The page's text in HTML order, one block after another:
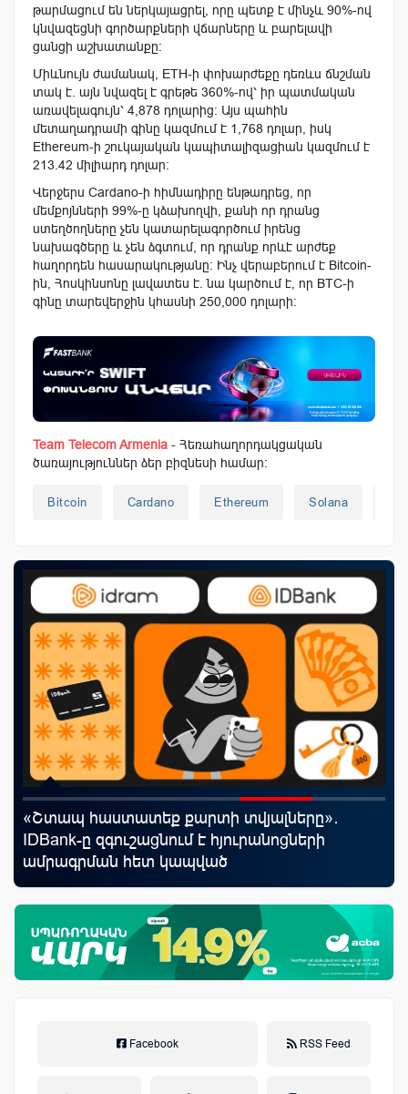
թարմացում են ներկայացրել, որը պետք է մինչև 90%-ով
կնվազեցնի գործարքների վճարները և բարելավի
ցանցի աշխատանքը։
Միևնույն ժամանակ, ETH-ի փոխարժեքը դեռևս ճնշման
տակ է. այն նվազել է գրեթե 360%-ով՝ իր պատմական
առավելագույն՝ 4,878 դոլարից։ Այս պահին
մետաղադրամի գինը կազմում է 1,768 դոլար, իսկ
Ethereum-ի շուկայական կապիտալիզացիան կազմում է
213.42 միլիարդ դոլար։
Վերջերս Cardano-ի հիմնադիրը ենթադրեց, որ
մեմքոյնների 99%-ը կձախողվի, քանի որ դրանց
ստեղծողները չեն կատարելագործում իրենց
նախագծերը և չեն ձգտում, որ դրանք որևէ արժեք
հաղորդեն հասարակությանը։ Ինչ վերաբերում է Bitcoin-
ին, Հոսկինսոնը լավատես է. նա կարծում է, որ BTC-ի
գինը տարեվերջին կհասնի 250,000 դոլարի։
Team Telecom Armenia - Հեռահաղորդակցական
ծառայություններ ձեր բիզնեսի համար:
Bitcoin Cardano Ethereum Solana
«Շտապ հաստատեք քարտի տվյալները»․
IDBank-ը զգուշացնում է հյուրանոցների
ամրագրման հետ կապված
զեղծարարությունների մասին
Facebook RSS Feed